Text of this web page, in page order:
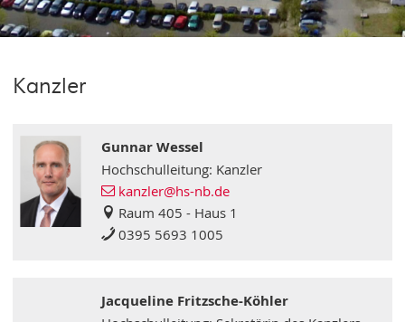
Kanzler
Gunnar Wessel
Hochschulleitung: Kanzler
kanzler@hs-nb.de
Raum 405 - Haus 1
0395 5693 1005
Jacqueline Fritzsche-Köhler